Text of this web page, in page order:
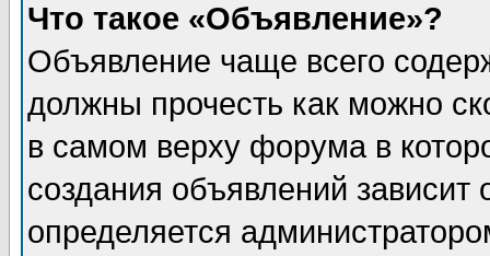
Что такое «Объявление»?
Объявление чаще всего
должны прочесть как можно
в самом верху форума в
создания объявлений зависит
определяется